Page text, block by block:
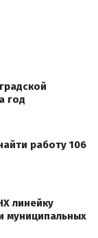
год
работу 106
линейку
муниципальных